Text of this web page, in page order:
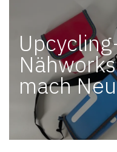
mach